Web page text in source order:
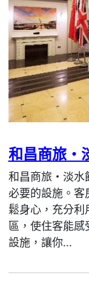
和昌商旅・
和昌商旅・淡水
必要的設施。客
鬆身心，充分
區，使住客能
設施，讓你...